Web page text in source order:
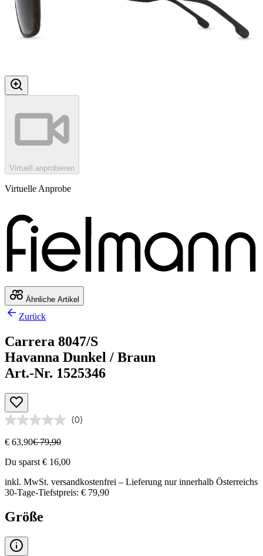
Virtuell anprobieren
Virtuelle Anprobe
Ähnliche Artikel
Zurück
Carrera 8047/S
Havanna Dunkel / Braun
Art.-Nr. 1525346
(0)
€ 63,90€ 79,90
Du sparst € 16,00
inkl. MwSt. versandkostenfrei – Lieferung nur innerhalb Österreichs
30-Tage-Tiefstpreis: € 79,90
Größe